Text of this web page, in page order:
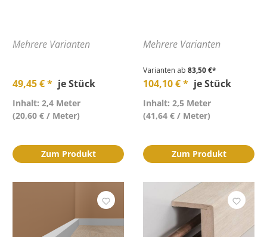
Mehrere Varianten
49,45 € * je Stück
Inhalt: 2,4 Meter
(20,60 € / Meter)
Zum Produkt
Mehrere Varianten
Varianten ab 83,50 €*
104,10 € * je Stück
Inhalt: 2,5 Meter
(41,64 € / Meter)
Zum Produkt